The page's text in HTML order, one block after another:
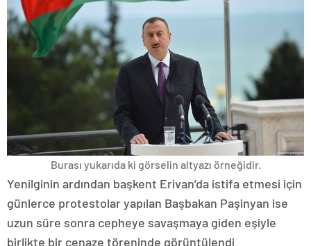
Burası yukarıda ki görselin altyazı örneğidir.
Yenilginin ardından başkent Erivan’da istifa etmesi için
günlerce protestolar yapılan Başbakan Paşinyan ise
uzun süre sonra cepheye savaşmaya giden eşiyle
birlikte bir cenaze töreninde görüntülendi.